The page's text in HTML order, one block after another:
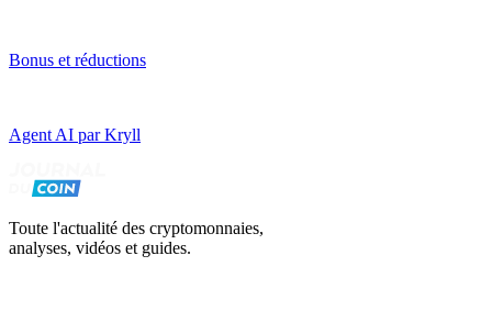
Bonus et réductions
Agent AI par Kryll
Toute l'actualité des cryptomonnaies,
analyses, vidéos et guides.